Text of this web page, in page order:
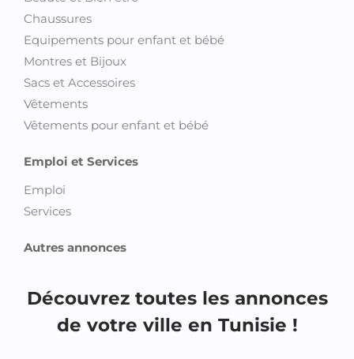
Chaussures
Equipements pour enfant et bébé
Montres et Bijoux
Sacs et Accessoires
Vêtements
Vêtements pour enfant et bébé
Emploi et Services
Emploi
Services
Autres annonces
Découvrez toutes les annonces
de votre ville en Tunisie !